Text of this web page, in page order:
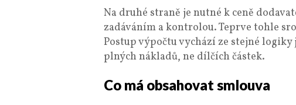
Na druhé straně je nutné k ceně
zadáváním a kontrolou. Teprve tohle
Postup výpočtu vychází ze stejné logiky
plných nákladů, ne dílčích částek.
Co má obsahovat smlouva